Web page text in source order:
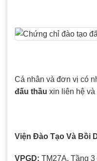
Cá nhân và đơn vị có
đấu thầu xin liên hệ và
Viện Đào Tạo Và Bồi
VPGD: TM27A, Tầng